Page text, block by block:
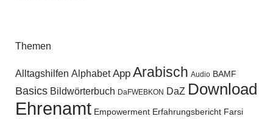
Themen
Alltagshilfen Alphabet App Arabisch Audio BAMF
Basics Bildwörterbuch DaFWEBKON DaZ Download
Ehrenamt Empowerment Erfahrungsbericht Farsi